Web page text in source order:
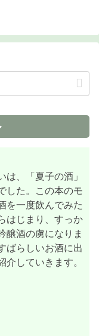
は、「夏子の酒」
した。この本のモ
を一度飲んでみた
はじまり、すっか
醸酒の虜になりま
ばらしいお酒に出
していきます。